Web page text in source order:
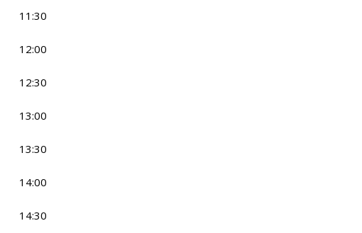
11:30
12:00
12:30
13:00
13:30
14:00
14:30